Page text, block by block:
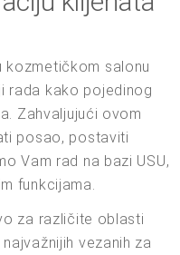
kozmetičkom salonu
rada kako pojedinog
Zahvaljujući ovom
posao, postaviti
Vam rad na bazi USU,
funkcijama.
za različite oblasti
vezanih za